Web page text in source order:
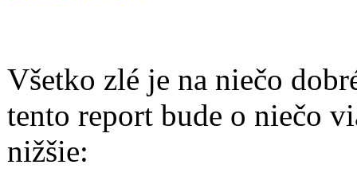
Všetko zlé je na niečo
tento report bude o niečo
nižšie: